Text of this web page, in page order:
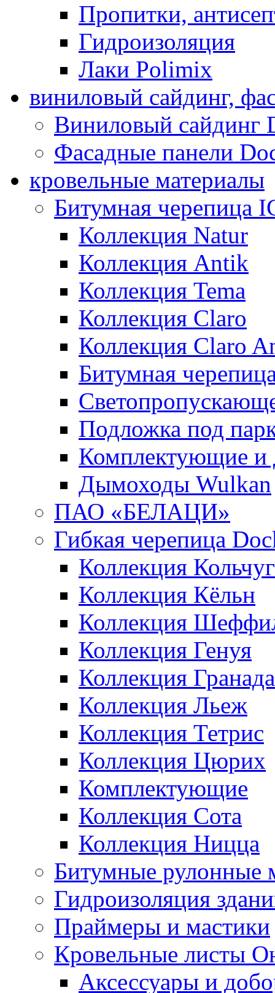
Пропитки,
Гидроизоляция
Лаки Polimix
виниловый сайдинг,
Виниловый сайдинг
Фасадные панели
кровельные материалы
Битумная черепица
Коллекция Natur
Коллекция Antik
Коллекция Tema
Коллекция Claro
Коллекция Claro
Битумная
Подложка под
Комплектующие и
Дымоходы Wulkan
ПАО «БЕЛАЦИ»
Гибкая черепица
Коллекция
Коллекция Кёльн
Коллекция
Коллекция Генуя
Коллекция Гранада
Коллекция Льеж
Коллекция Тетрис
Коллекция Цюрих
Комплектующие
Коллекция Сота
Коллекция Ницца
Битумные рулонные
Гидроизоляция
Праймеры и мастики
Кровельные листы
Аксессуары и